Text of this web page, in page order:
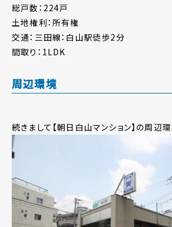
総戸数：224戸
土地権利：所有権
交通：三田線：白山駅徒歩2分
間取り：1LDK
周辺環境
続きまして【朝日白山マンション】の周辺